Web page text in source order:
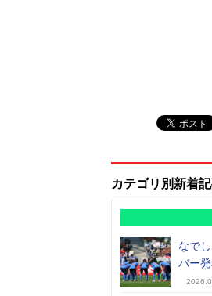
カテゴリ別新着
なで
バー